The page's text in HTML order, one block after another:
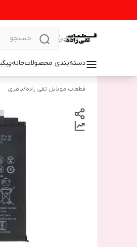
دسته‌بندی محصولاتخانه
قطعات موبایل تقی زاده/باطری